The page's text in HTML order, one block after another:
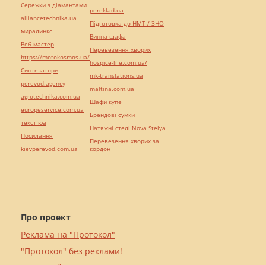
Про проект
Реклама на "Протокол"
"Протокол" без реклами!
Сережки з діамантами
alliancetechnika.ua
миралинкс
Веб мастер
https://motokosmos.ua/
Синтезатори
perevod.agency
agrotechnika.com.ua
europeservice.com.ua
текст юа
Посилання
kievperevod.com.ua
pereklad.ua
Підготовка до НМТ / ЗНО
Винна шафа
Перевезення хворих
hospice-life.com.ua/
mk-translations.ua
maltina.com.ua
Шафи купе
Брендові сумки
Натяжні стелі Nova Stelya
Перевезення хворих за
кордон